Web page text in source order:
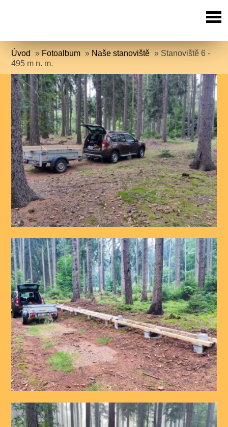
Úvod » Fotoalbum » Naše stanoviště » Stanoviště 6 -
495 m n. m.